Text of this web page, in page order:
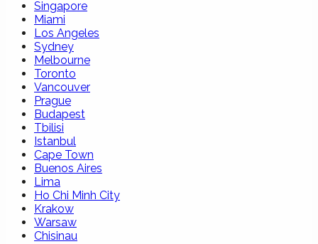
Singapore
Miami
Los Angeles
Sydney
Melbourne
Toronto
Vancouver
Prague
Budapest
Tbilisi
Istanbul
Cape Town
Buenos Aires
Lima
Ho Chi Minh City
Krakow
Warsaw
Chisinau